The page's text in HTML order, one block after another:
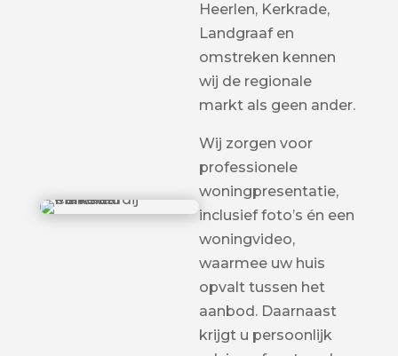
Heerlen, Kerkrade,
Landgraaf en
omstreken kennen
wij de regionale
markt als geen ander.
Wij zorgen voor
professionele
woningpresentatie,
inclusief foto’s én een
woningvideo,
waarmee uw huis
opvalt tussen het
aanbod. Daarnaast
krijgt u persoonlijk